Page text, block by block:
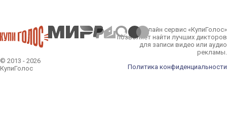
© 2013 - 2026
КупиГолос
Онлайн сервис «КупиГолос»
позволяет найти лучших дикторов
для записи видео или аудио
рекламы.
Политика конфиденциальности